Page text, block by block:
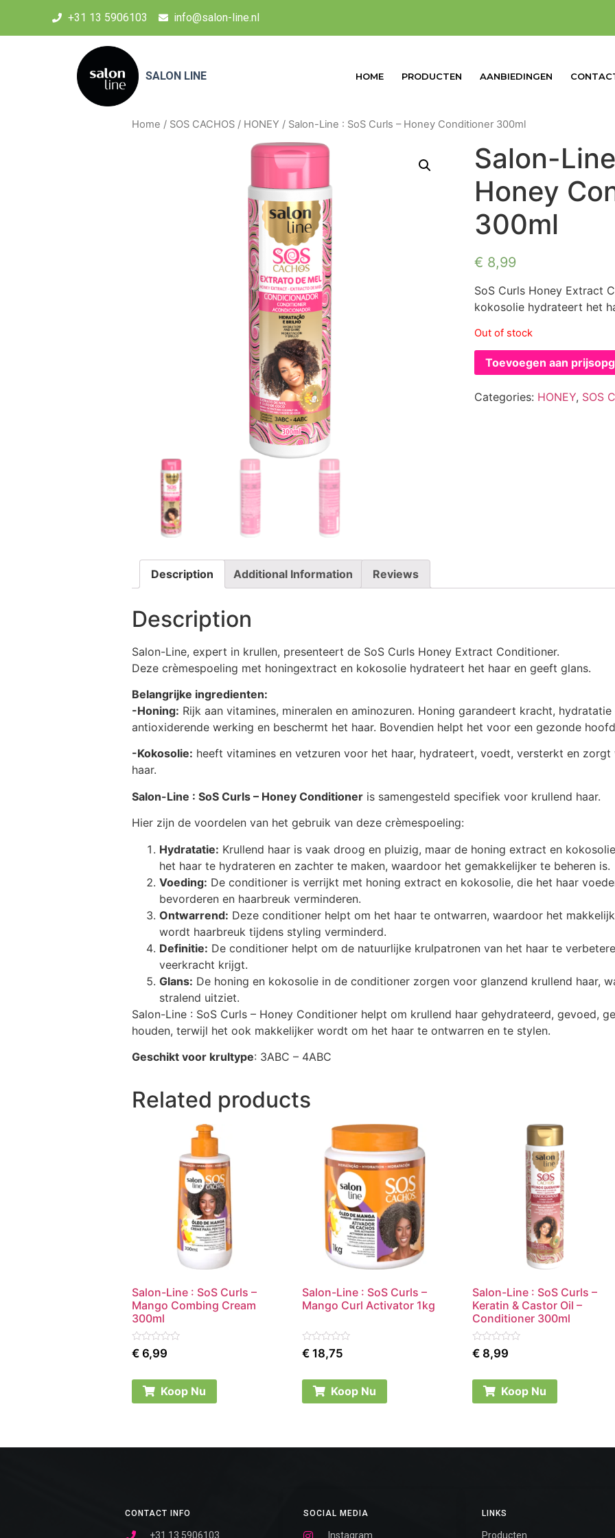
+31 13 5906103 info@salon-line.nl
SALON LINE HOME PRODUCTEN AANBIEDINGEN
Home / SOS CACHOS / HONEY / Salon-Line : SoS Curls – Honey Conditioner 300ml
Salon-
Honey
300ml
€ 8,99
SoS Curls Honey Extract
kokosolie hydrateert het
Out of stock
Toevoegen aan
Categories: HONEY, SOS
Description Additional Information Reviews
Description
Salon-Line, expert in krullen, presenteert de SoS Curls Honey Extract Conditioner.
Deze crèmespoeling met honingextract en kokosolie hydrateert het haar en geeft glans.
Belangrijke ingredienten:
-Honing: Rijk aan vitamines, mineralen en aminozuren. Honing garandeert kracht,
antioxiderende werking en beschermt het haar. Bovendien helpt het voor een gezonde
-Kokosolie: heeft vitamines en vetzuren voor het haar, hydrateert, voedt, versterkt en
haar.
Salon-Line : SoS Curls – Honey Conditioner is samengesteld specifiek voor krullend haar.
Hier zijn de voordelen van het gebruik van deze crèmespoeling:
Hydratatie: Krullend haar is vaak droog en pluizig, maar de honing extract en
het haar te hydrateren en zachter te maken, waardoor het gemakkelijker te beheren is.
Voeding: De conditioner is verrijkt met honing extract en kokosolie, die het haar
bevorderen en haarbreuk verminderen.
Ontwarrend: Deze conditioner helpt om het haar te ontwarren, waardoor het
wordt haarbreuk tijdens styling verminderd.
Definitie: De conditioner helpt om de natuurlijke krulpatronen van het haar te
veerkracht krijgt.
Glans: De honing en kokosolie in de conditioner zorgen voor glanzend krullend haar,
stralend uitziet.
Salon-Line : SoS Curls – Honey Conditioner helpt om krullend haar gehydrateerd, gevoed,
houden, terwijl het ook makkelijker wordt om het haar te ontwarren en te stylen.
Geschikt voor krultype: 3ABC – 4ABC
Related products
Salon-Line : SoS Curls –
Mango Combing Cream
300ml
Rated
0
€ 6,99
Koop Nu
Salon-Line : SoS Curls –
Mango Curl Activator 1kg
Rated
0
€ 18,75
Koop Nu
Salon-Line : SoS Curls –
Keratin & Castor Oil –
Conditioner 300ml
Rated
0
€ 8,99
Koop Nu
CONTACT INFO
+31 13 5906103
SOCIAL MEDIA
Instagram
LINKS
Producten